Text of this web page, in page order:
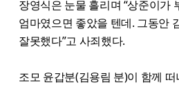
장영식은 눈물 흘리며 “상준이가
엄마였으면 좋았을 텐데. 그동안
잘못했다”고 사죄했다.
조모 윤갑분(김용림 분)이 함께